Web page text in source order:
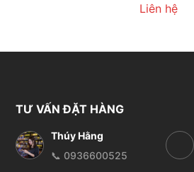
Liên hệ
TƯ VẤN ĐẶT HÀNG
Thúy Hằng
📞 0936600525